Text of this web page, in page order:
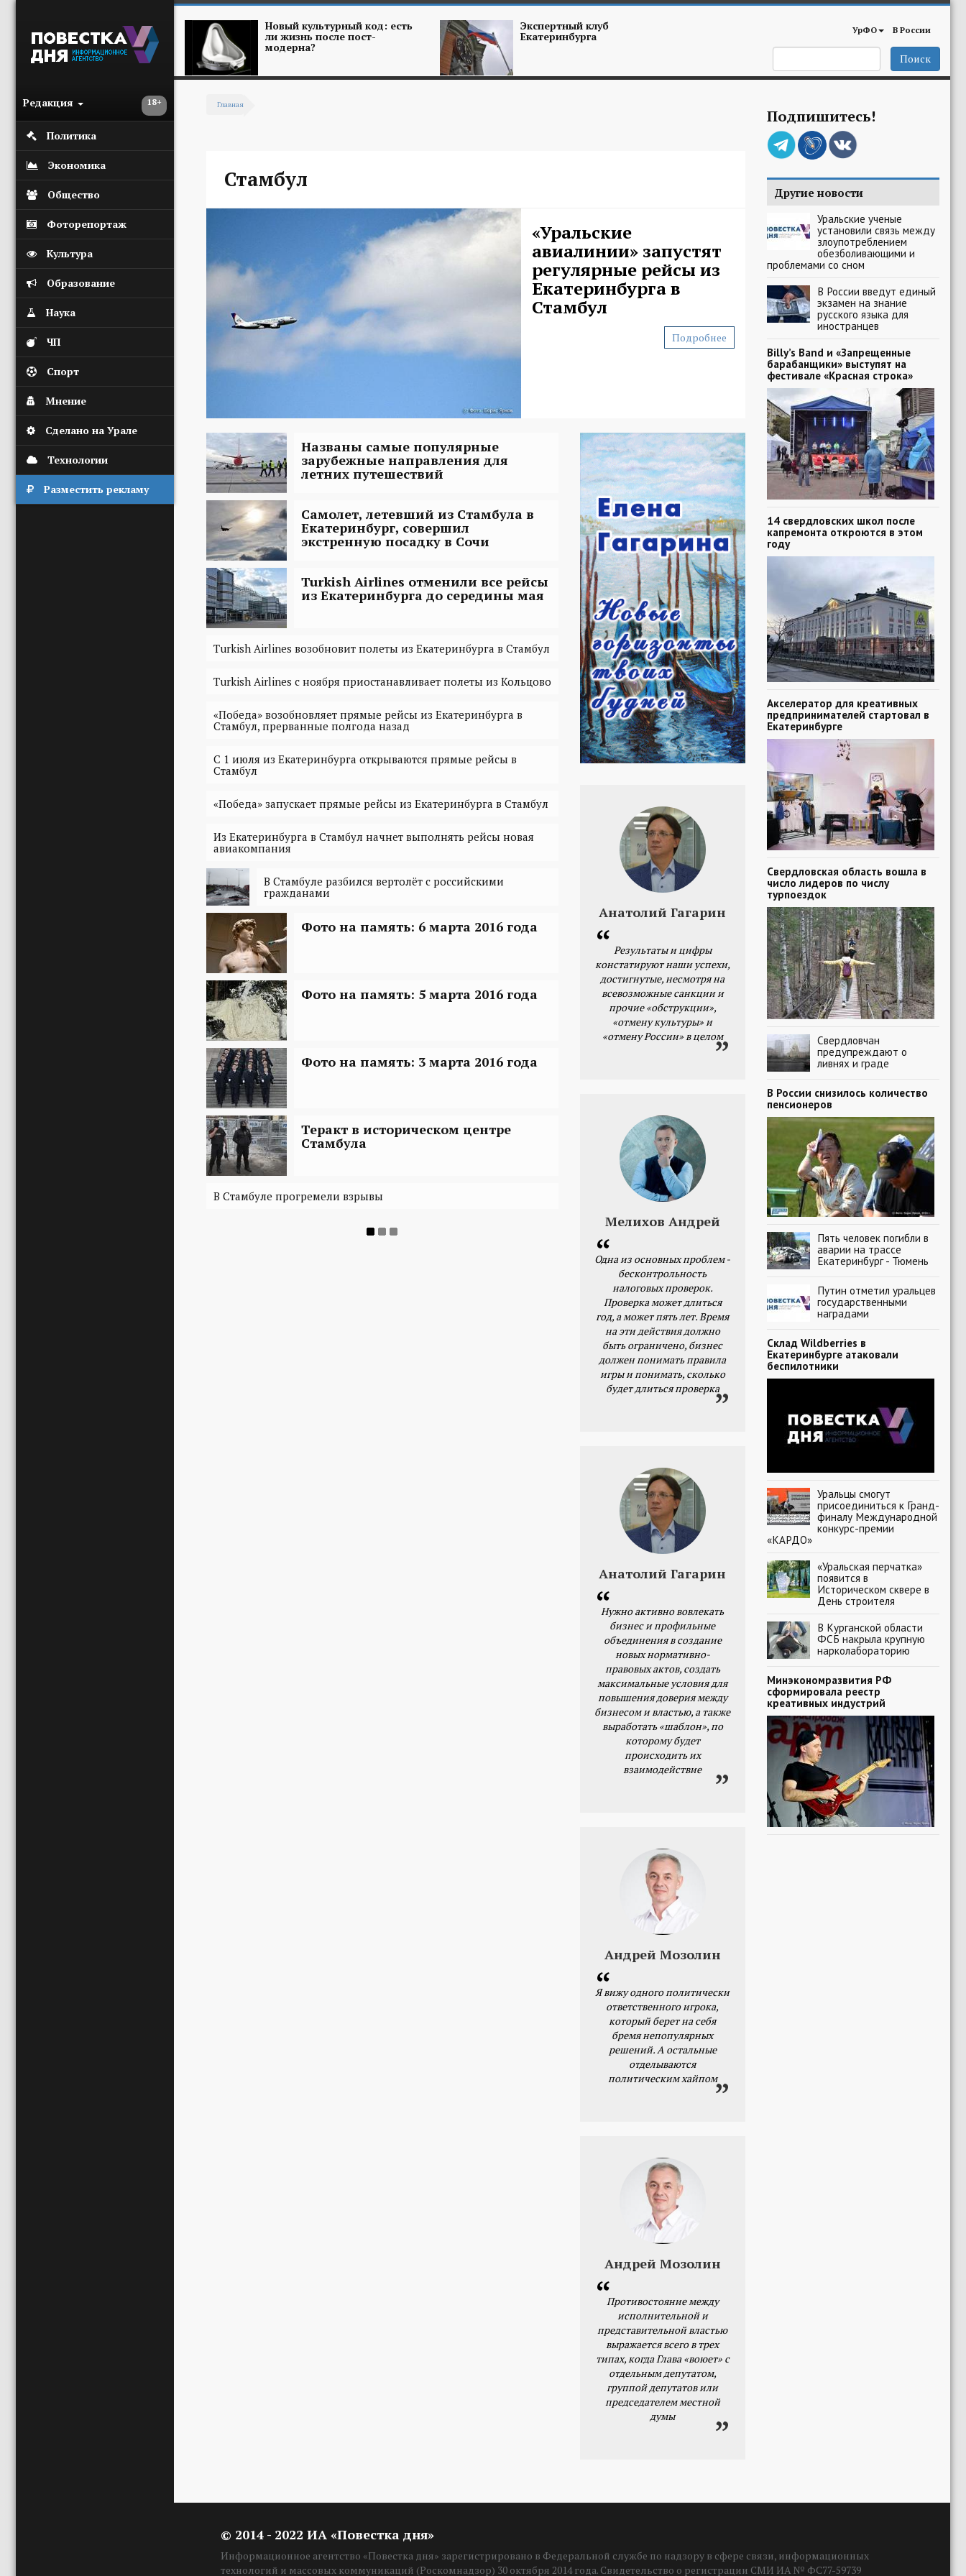
18+
Редакция
Политика
Экономика
Общество
Фоторепортаж
Культура
Образование
Наука
ЧП
Спорт
Мнение
Сделано на Урале
Технологии
Разместить рекламу
Новый культурный код: есть
ли жизнь после пост-
модерна?
Экспертный клуб
Екатеринбурга УрФО В России
Поиск
Главная
Стамбул
«Уральские
авиалинии» запустят
регулярные рейсы из
Екатеринбурга в
Стамбул
Подробнее
Названы самые популярные
зарубежные направления для
летних путешествий
Самолет, летевший из Стамбула в
Екатеринбург, совершил
экстренную посадку в Сочи
Turkish Airlines отменили все рейсы
из Екатеринбурга до середины мая
Turkish Airlines возобновит полеты из Екатеринбурга в Стамбул
Turkish Airlines с ноября приостанавливает полеты из Кольцово
«Победа» возобновляет прямые рейсы из Екатеринбурга в
Стамбул, прерванные полгода назад
С 1 июля из Екатеринбурга открываются прямые рейсы в
Стамбул
«Победа» запускает прямые рейсы из Екатеринбурга в Стамбул
Из Екатеринбурга в Стамбул начнет выполнять рейсы новая
авиакомпания
В Стамбуле разбился вертолёт с российскими
гражданами
Фото на память: 6 марта 2016 года
Фото на память: 5 марта 2016 года
Фото на память: 3 марта 2016 года
Теракт в историческом центре
Стамбула
В Стамбуле прогремели взрывы
Анатолий Гагарин
Результаты и цифры
констатируют наши успехи,
достигнутые, несмотря на
всевозможные санкции и
прочие «обструкции»,
«отмену культуры» и
«отмену России» в целом
Мелихов Андрей
Одна из основных проблем -
бесконтрольность
налоговых проверок.
Проверка может длиться
год, а может пять лет. Время
на эти действия должно
быть ограничено, бизнес
должен понимать правила
игры и понимать, сколько
будет длиться проверка
Анатолий Гагарин
Нужно активно вовлекать
бизнес и профильные
объединения в создание
новых нормативно-
правовых актов, создать
максимальные условия для
повышения доверия между
бизнесом и властью, а также
выработать «шаблон», по
которому будет
происходить их
взаимодействие
Андрей Мозолин
Я вижу одного политически
ответственного игрока,
который берет на себя
бремя непопулярных
решений. А остальные
отделываются
политическим хайпом
Андрей Мозолин
Противостояние между
исполнительной и
представительной властью
выражается всего в трех
типах, когда Глава «воюет» с
отдельным депутатом,
группой депутатов или
председателем местной
думы
Подпишитесь!
Другие новости
Уральские ученые
установили связь между
злоупотреблением
обезболивающими и
проблемами со сном
В России введут единый
экзамен на знание
русского языка для
иностранцев
Billy’s Band и «Запрещенные
барабанщики» выступят на
фестивале «Красная строка»
14 свердловских школ после
капремонта откроются в этом
году
Акселератор для креативных
предпринимателей стартовал в
Екатеринбурге
Свердловская область вошла в
число лидеров по числу
турпоездок
Свердловчан
предупреждают о
ливнях и граде
В России снизилось количество
пенсионеров
Пять человек погибли в
аварии на трассе
Екатеринбург - Тюмень
Путин отметил уральцев
государственными
наградами
Склад Wildberries в
Екатеринбурге атаковали
беспилотники
Уральцы смогут
присоединиться к Гранд-
финалу Международной
конкурс-премии
«КАРДО»
«Уральская перчатка»
появится в
Историческом сквере в
День строителя
В Курганской области
ФСБ накрыла крупную
нарколабораторию
Минэкономразвития РФ
сформировала реестр
креативных индустрий
© 2014 - 2022 ИА «Повестка дня»
Информационное агентство «Повестка дня» зарегистрировано в Федеральной службе по надзору в сфере связи, информационных
технологий и массовых коммуникаций (Роскомнадзор) 30 октября 2014 года. Свидетельство о регистрации СМИ ИА № ФС77-59739